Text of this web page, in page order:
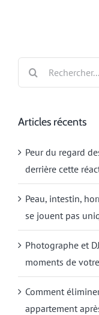
Articles récents
Peur du regard
derrière cette
Peau, intestin,
se jouent pas
Photographe et
moments de
Comment
appartement